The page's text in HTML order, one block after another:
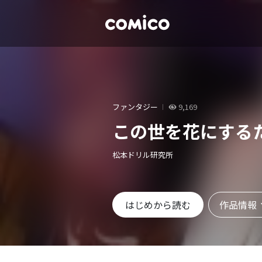
ファンタジー 9,169
この世を花にする
松本ドリル研究所
はじめから読む 作品情報